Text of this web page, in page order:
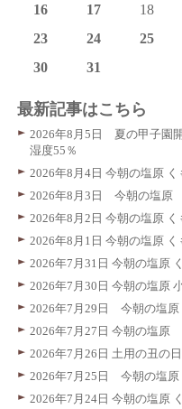
16
17 18
23
24 25
30
31
最新記事はこちら
2026年8月5日 夏の甲子
湿度55％
2026年8月4日 今朝の塩原
2026年8月3日 今朝の塩
2026年8月2日 今朝の塩原
2026年8月1日 今朝の塩原
2026年7月31日 今朝の塩原
2026年7月30日 今朝の塩原
2026年7月29日 今朝の
2026年7月27日 今朝の塩
2026年7月26日 土用の丑の
2026年7月25日 今朝の
2026年7月24日 今朝の塩原